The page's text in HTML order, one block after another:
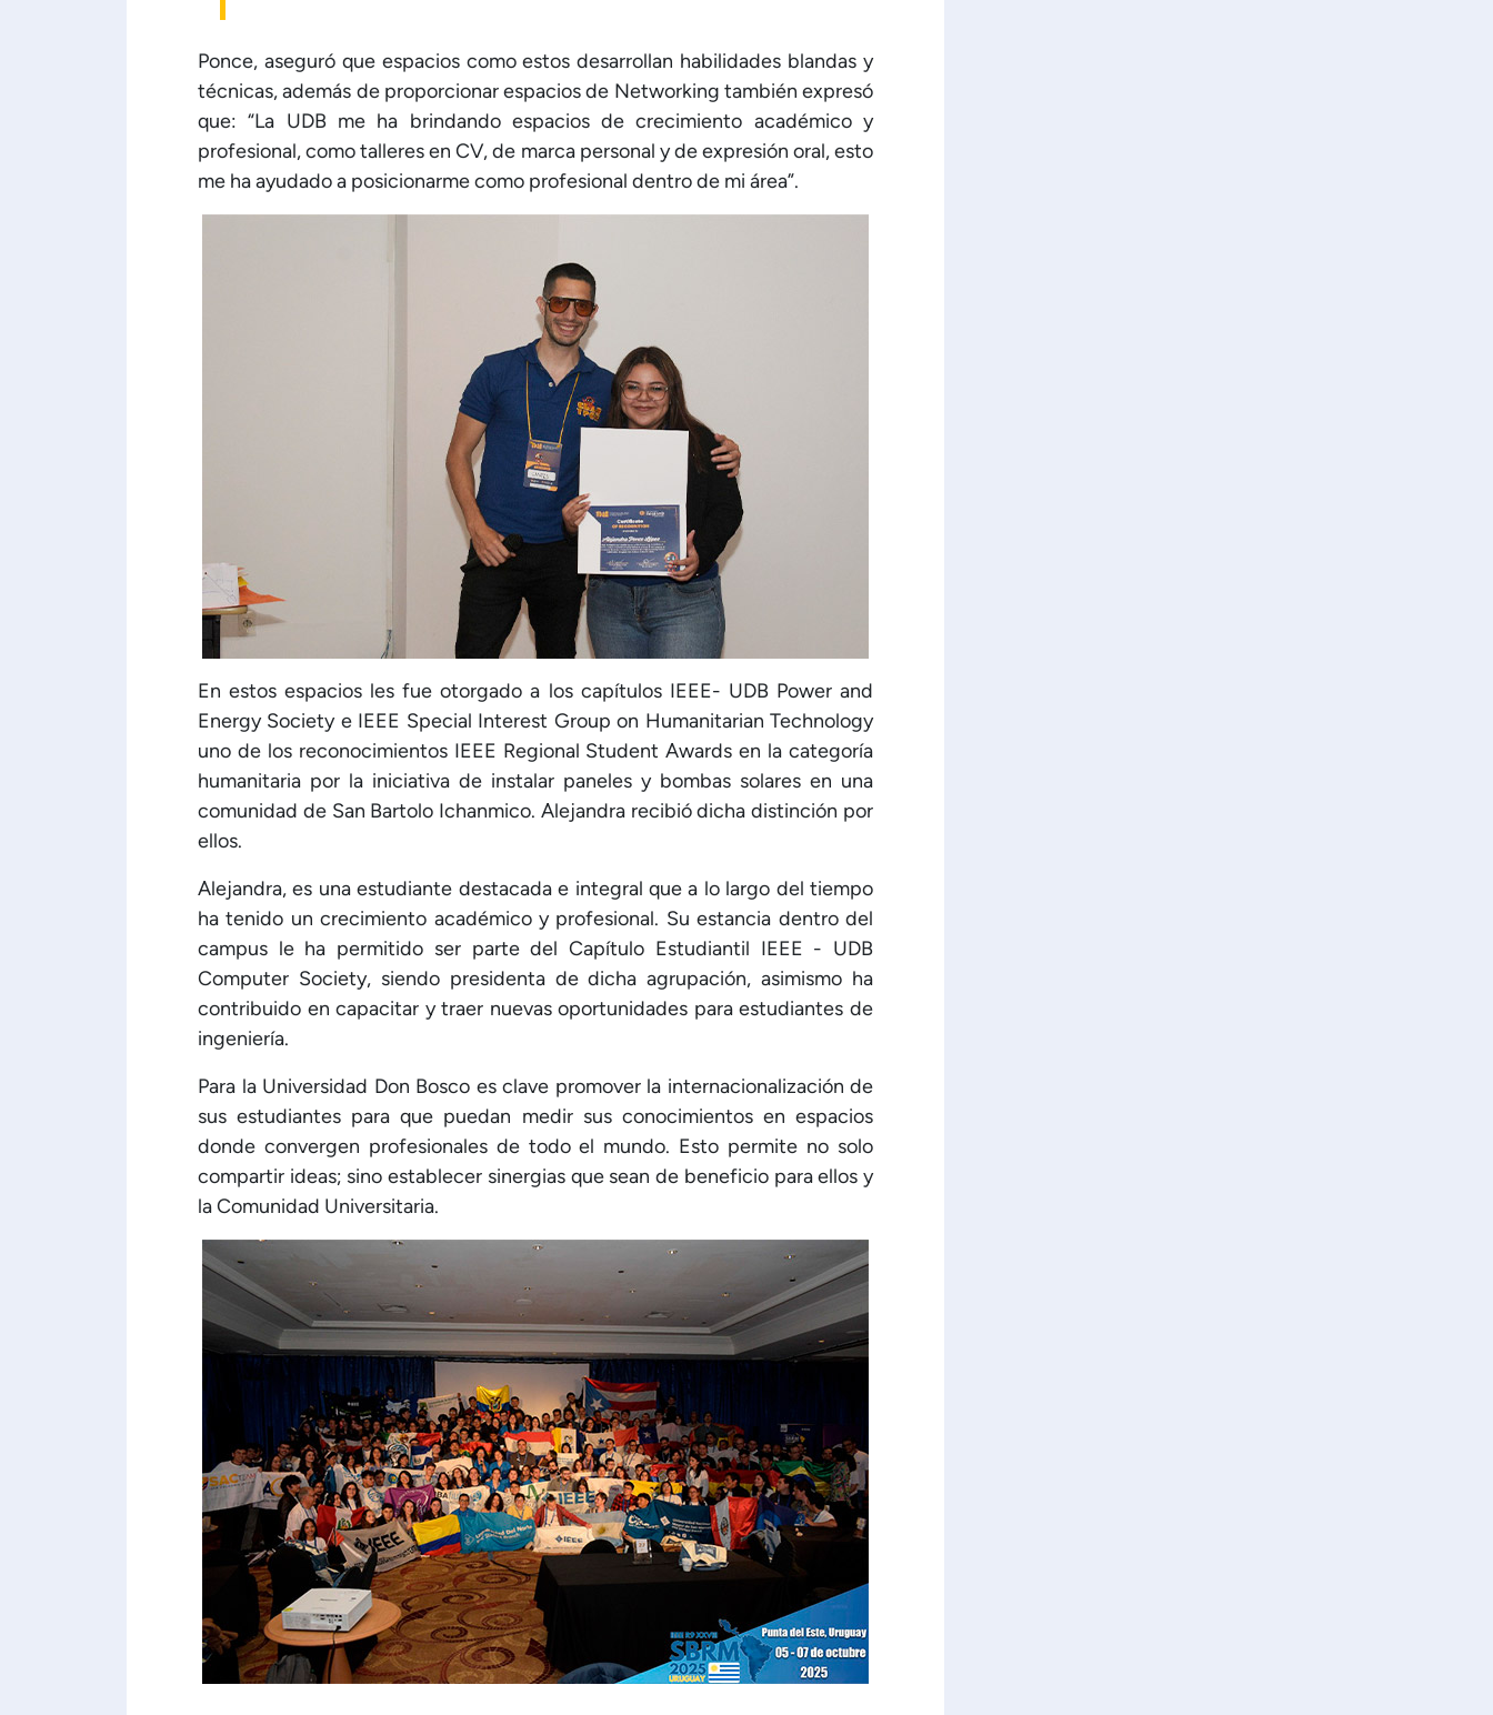
Ponce, aseguró que espacios como estos desarrollan habilidades blandas y
técnicas, además de proporcionar espacios de Networking también expresó
que: “La UDB me ha brindando espacios de crecimiento académico y
profesional, como talleres en CV, de marca personal y de expresión oral, esto
me ha ayudado a posicionarme como profesional dentro de mi área”.
En estos espacios les fue otorgado a los capítulos IEEE- UDB Power and
Energy Society e IEEE Special Interest Group on Humanitarian Technology
uno de los reconocimientos IEEE Regional Student Awards en la categoría
humanitaria por la iniciativa de instalar paneles y bombas solares en una
comunidad de San Bartolo Ichanmico. Alejandra recibió dicha distinción por
ellos.
Alejandra, es una estudiante destacada e integral que a lo largo del tiempo
ha tenido un crecimiento académico y profesional. Su estancia dentro del
campus le ha permitido ser parte del Capítulo Estudiantil IEEE - UDB
Computer Society, siendo presidenta de dicha agrupación, asimismo ha
contribuido en capacitar y traer nuevas oportunidades para estudiantes de
ingeniería.
Para la Universidad Don Bosco es clave promover la internacionalización de
sus estudiantes para que puedan medir sus conocimientos en espacios
donde convergen profesionales de todo el mundo. Esto permite no solo
compartir ideas; sino establecer sinergias que sean de beneficio para ellos y
la Comunidad Universitaria.